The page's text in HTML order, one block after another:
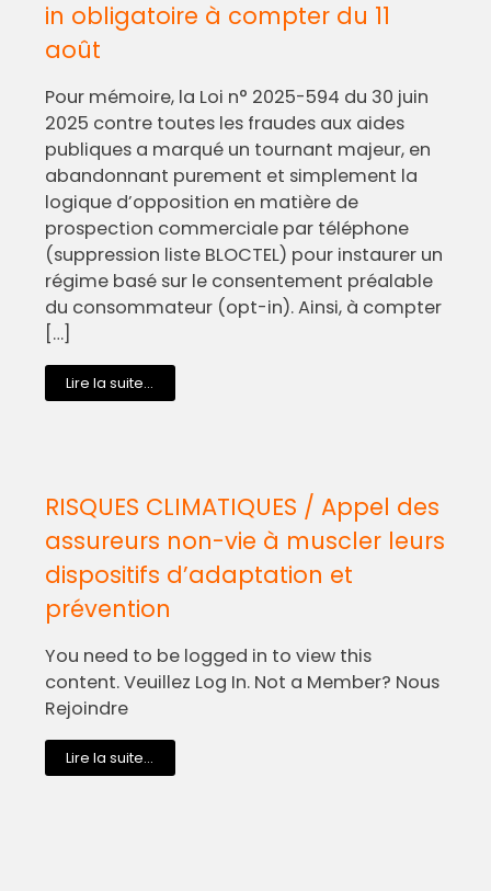
in obligatoire à compter du 11
août
Pour mémoire, la Loi n° 2025-594 du 30 juin
2025 contre toutes les fraudes aux aides
publiques a marqué un tournant majeur, en
abandonnant purement et simplement la
logique d’opposition en matière de
prospection commerciale par téléphone
(suppression liste BLOCTEL) pour instaurer un
régime basé sur le consentement préalable
du consommateur (opt-in). Ainsi, à compter
[…]
Lire la suite...
RISQUES CLIMATIQUES / Appel des
assureurs non-vie à muscler leurs
dispositifs d’adaptation et
prévention
You need to be logged in to view this
content. Veuillez Log In. Not a Member? Nous
Rejoindre
Lire la suite...